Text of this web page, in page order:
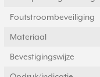
Foutstroombeveiliging
Materiaal
Bevestigingswijze